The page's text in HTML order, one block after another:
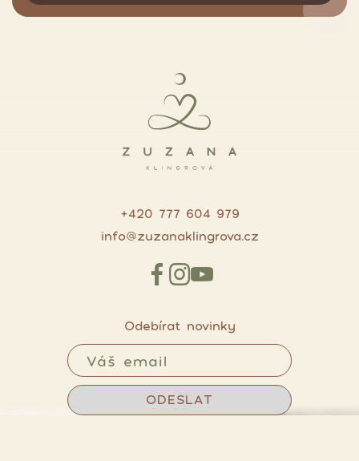
+420 777 604 979
info@zuzanaklingrova.cz
Odebírat novinky
ODESLAT